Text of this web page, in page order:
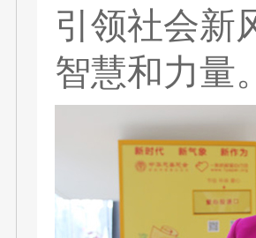
引领社会新
智慧和力量。